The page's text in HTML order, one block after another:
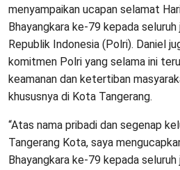
menyampaikan ucapan selamat
Bhayangkara ke-79 kepada seluruh
Republik Indonesia (Polri). Daniel
komitmen Polri yang selama ini
keamanan dan ketertiban
khususnya di Kota Tangerang.
“Atas nama pribadi dan segenap
Tangerang Kota, saya
Bhayangkara ke-79 kepada seluruh